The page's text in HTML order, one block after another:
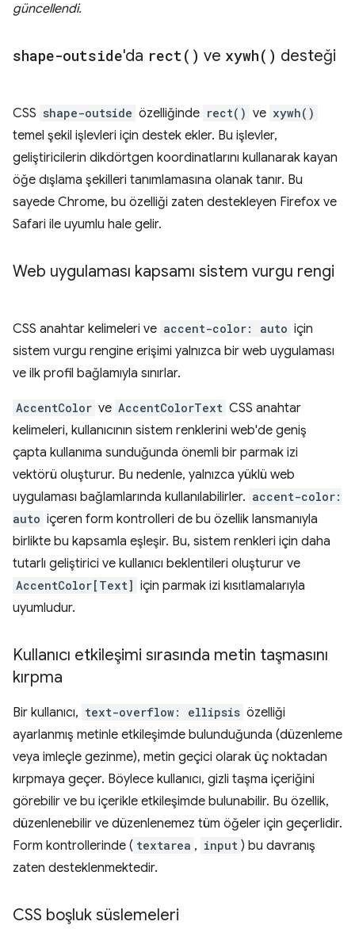
güncellendi.
shape-outside'da rect( ) ve xywh( ) desteği
CSS shape-outside özelliğinde rect() ve xywh()
temel şekil işlevleri için destek ekler. Bu işlevler,
geliştiricilerin dikdörtgen koordinatlarını kullanarak kayan
öğe dışlama şekilleri tanımlamasına olanak tanır. Bu
sayede Chrome, bu özelliği zaten destekleyen Firefox ve
Safari ile uyumlu hale gelir.
Web uygulaması kapsamı sistem vurgu rengi
CSS anahtar kelimeleri ve accent-color: auto için
sistem vurgu rengine erişimi yalnızca bir web uygulaması
ve ilk profil bağlamıyla sınırlar.
AccentColor ve AccentColorText CSS anahtar
kelimeleri, kullanıcının sistem renklerini web'de geniş
çapta kullanıma sunduğunda önemli bir parmak izi
vektörü oluşturur. Bu nedenle, yalnızca yüklü web
uygulaması bağlamlarında kullanılabilirler. accent-color:
auto içeren form kontrolleri de bu özellik lansmanıyla
birlikte bu kapsamla eşleşir. Bu, sistem renkleri için daha
tutarlı geliştirici ve kullanıcı beklentileri oluşturur ve
AccentColor[Text] için parmak izi kısıtlamalarıyla
uyumludur.
Kullanıcı etkileşimi sırasında metin taşmasını
kırpma
Bir kullanıcı, text-overflow: ellipsis özelliği
ayarlanmış metinle etkileşimde bulunduğunda (düzenleme
veya imleçle gezinme), metin geçici olarak üç noktadan
kırpmaya geçer. Böylece kullanıcı, gizli taşma içeriğini
görebilir ve bu içerikle etkileşimde bulunabilir. Bu özellik,
düzenlenebilir ve düzenlenemez tüm öğeler için geçerlidir.
Form kontrollerinde ( textarea , input ) bu davranış
zaten desteklenmektedir.
CSS boşluk süslemeleri